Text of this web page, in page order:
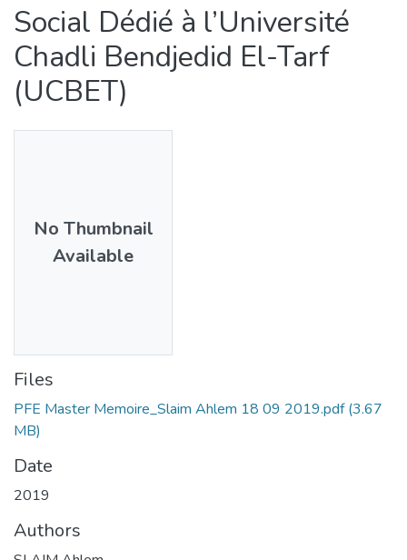
Social Dédié à l’Université
Chadli Bendjedid El-Tarf
(UCBET)
No Thumbnail
Available
Files
PFE Master Memoire_Slaim Ahlem 18 09 2019.pdf (3.67
MB)
Date
2019
Authors